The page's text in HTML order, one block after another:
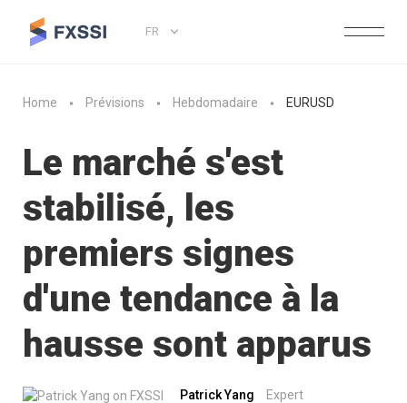
FR
Home Prévisions Hebdomadaire EURUSD
Le marché s'est
stabilisé, les
premiers signes
d'une tendance à la
hausse sont apparus
Patrick Yang Expert